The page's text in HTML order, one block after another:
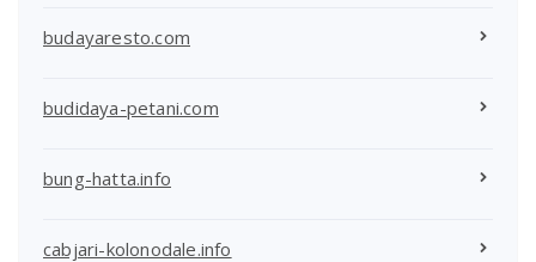
budayaresto.com
budidaya-petani.com
bung-hatta.info
cabjari-kolonodale.info